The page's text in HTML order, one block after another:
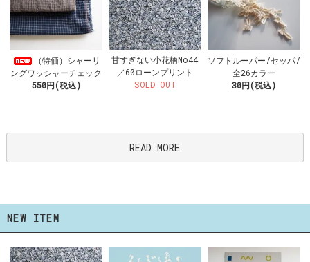
（特価）シャーリ
ングワッシャーチェック
550円(税込)
甘すぎない小花柄No44
／60ローンプリント
SOLD OUT
ソフトルーパー/セッパ/
全26カラー
30円(税込)
READ MORE
NEW ITEM